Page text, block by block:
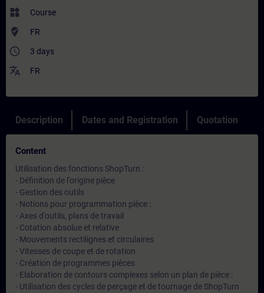
widgets Course
where_to_vote FR
access_time 3 days
translate FR
Description Dates and Registration Quotation
Content
Utilisation des fonctions ShopTurn :
- Définition de l'origine pièce
- Gestion des outils
- Notions pour programmation pièce :
- Axes d'outils, plans de travail
- Cotation absolue et relative
- Mouvements rectilignes et circulaires
- Vitesses de coupe et de rotation
- Création de programmes pièces
- Elaboration de contours complexes selon un plan de pièce :
- Utilisation des cycles de perçage et de tournage de ShopTurn